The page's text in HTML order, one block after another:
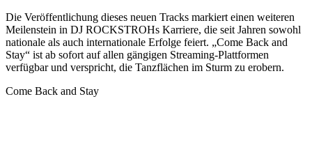
Die Veröffentlichung dieses neuen Tracks markiert einen weiteren
Meilenstein in DJ ROCKSTROHs Karriere, die seit Jahren sowohl
nationale als auch internationale Erfolge feiert. „Come Back and
Stay“ ist ab sofort auf allen gängigen Streaming-Plattformen
verfügbar und verspricht, die Tanzflächen im Sturm zu erobern.
Come Back and Stay